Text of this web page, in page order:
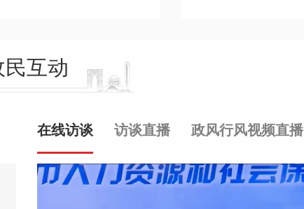
民互动
在线访谈 访谈直播 政风行风视频直播